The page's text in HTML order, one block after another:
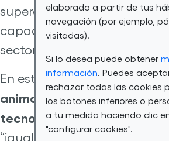
elaborado a partir de tus
navegación (por ejemplo,
visitadas).
Si lo desea puede obtener
información . Puedes
rechazar todas las cookies
los botones inferiores o
a tu medida haciendo clic
"configurar cookies".
superar las barreras y
capacidad de las mujeres
sector.
En esta misma línea, Ana
anima a las mujeres a
tecnología, un espacio que
“igualdad real”. Ella